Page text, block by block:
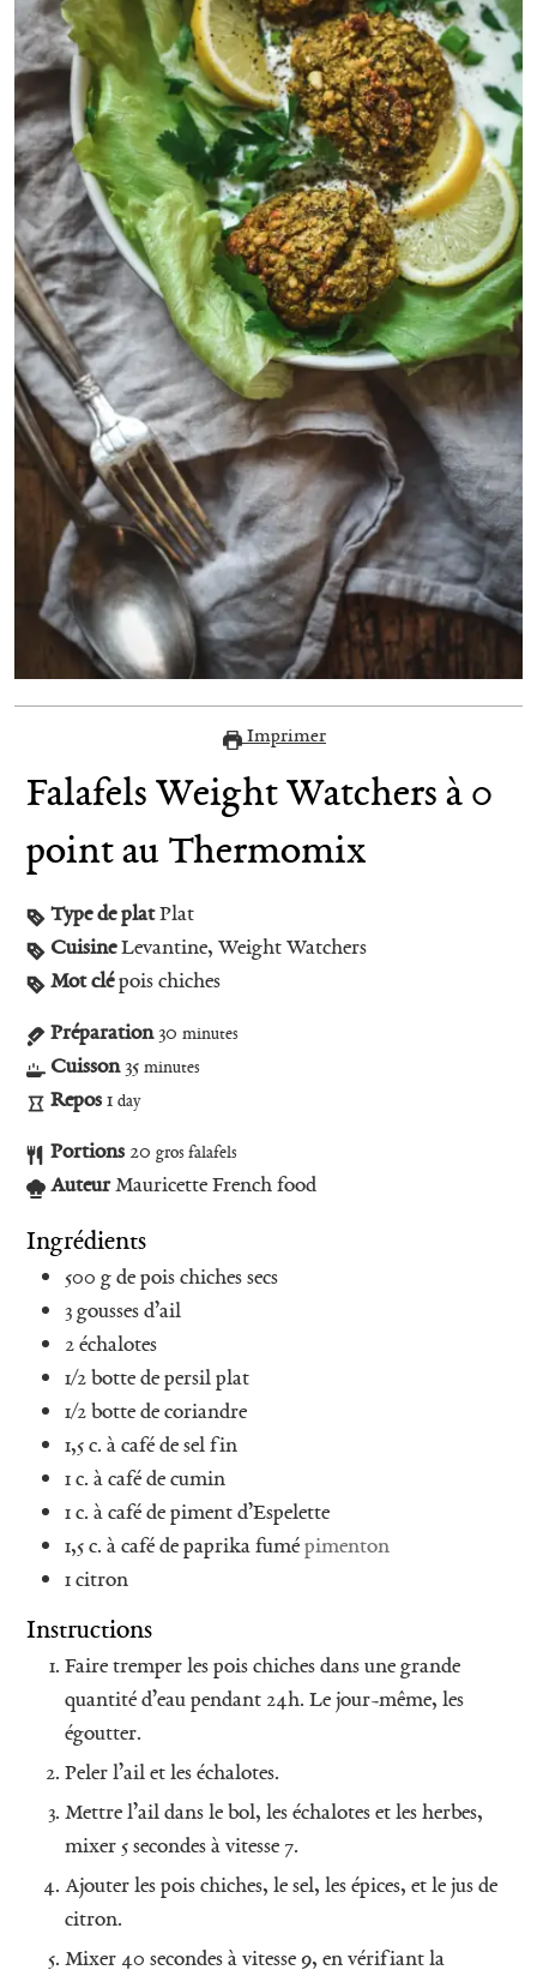
Imprimer
Falafels Weight Watchers à 0
point au Thermomix
Type de platPlat
CuisineLevantine, Weight Watchers
Mot clépois chiches
Préparation30 minutes
Cuisson35 minutes
Repos1 day
Portions 20 gros falafels
AuteurMauricette French food
Ingrédients
500 gde pois chiches secs
3gousses d’ail
2échalotes
1/2botte de persil plat
1/2botte de coriandre
1,5c. à caféde sel fin
1c. à caféde cumin
1c. à caféde piment d’Espelette
1,5c. à caféde paprika fumépimenton
1citron
Instructions
Faire tremper les pois chiches dans une grande
quantité d’eau pendant 24h. Le jour-même, les
égoutter.
Peler l’ail et les échalotes.
Mettre l’ail dans le bol, les échalotes et les herbes,
mixer 5 secondes à vitesse 7.
Ajouter les pois chiches, le sel, les épices, et le jus de
citron.
Mixer 40 secondes à vitesse 9, en vérifiant la